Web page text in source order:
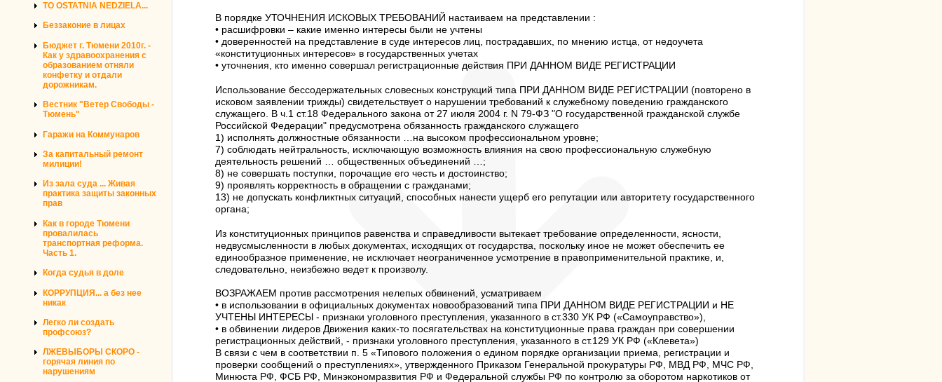
TO OSTATNIA NEDZIELA...
Беззаконие в лицах
Бюджет г. Тюмени 2010г. -
Как у здравоохранения с
образованием отняли
конфетку и отдали
дорожникам.
Вестник "Ветер Свободы -
Тюмень"
Гаражи на Коммунаров
За капитальный ремонт
милиции!
Из зала суда ... Живая
практика защиты законных
прав
Как в городе Тюмени
провалилась
транспортная реформа.
Часть 1.
Когда судья в доле
КОРРУПЦИЯ... а без нее
никак
Легко ли создать
профсоюз?
ЛЖЕВЫБОРЫ СКОРО -
горячая линия по
нарушениям
В порядке УТОЧНЕНИЯ ИСКОВЫХ ТРЕБОВАНИЙ настаиваем на представлении :
• расшифровки – какие именно интересы были не учтены
• доверенностей на представление в суде интересов лиц, пострадавших, по мнению истца, от недоучета
«конституционных интересов» в государственных учетах
• уточнения, кто именно совершал регистрационные действия ПРИ ДАННОМ ВИДЕ РЕГИСТРАЦИИ
Использование бессодержательных словесных конструкций типа ПРИ ДАННОМ ВИДЕ РЕГИСТРАЦИИ (повторено в
исковом заявлении трижды) свидетельствует о нарушении требований к служебному поведению гражданского
служащего. В ч.1 ст.18 Федерального закона от 27 июля 2004 г. N 79-ФЗ "О государственной гражданской службе
Российской Федерации" предусмотрена обязанность гражданского служащего
1) исполнять должностные обязанности …на высоком профессиональном уровне;
7) соблюдать нейтральность, исключающую возможность влияния на свою профессиональную служебную
деятельность решений … общественных объединений …;
8) не совершать поступки, порочащие его честь и достоинство;
9) проявлять корректность в обращении с гражданами;
13) не допускать конфликтных ситуаций, способных нанести ущерб его репутации или авторитету государственного
органа;
Из конституционных принципов равенства и справедливости вытекает требование определенности, ясности,
недвусмысленности в любых документах, исходящих от государства, поскольку иное не может обеспечить ее
единообразное применение, не исключает неограниченное усмотрение в правоприменительной практике, и,
следовательно, неизбежно ведет к произволу.
ВОЗРАЖАЕМ против рассмотрения нелепых обвинений, усматриваем
• в использовании в официальных документах новообразований типа ПРИ ДАННОМ ВИДЕ РЕГИСТРАЦИИ и НЕ
УЧТЕНЫ ИНТЕРЕСЫ - признаки уголовного преступления, указанного в ст.330 УК РФ («Самоуправство»),
• в обвинении лидеров Движения каких-то посягательствах на конституционные права граждан при совершении
регистрационных действий, - признаки уголовного преступления, указанного в ст.129 УК РФ («Клевета»)
В связи с чем в соответствии п. 5 «Типового положения о едином порядке организации приема, регистрации и
проверки сообщений о преступлениях», утвержденного Приказом Генеральной прокуратуры РФ, МВД РФ, МЧС РФ,
Минюста РФ, ФСБ РФ, Минэкономразвития РФ и Федеральной службы РФ по контролю за оборотом наркотиков от